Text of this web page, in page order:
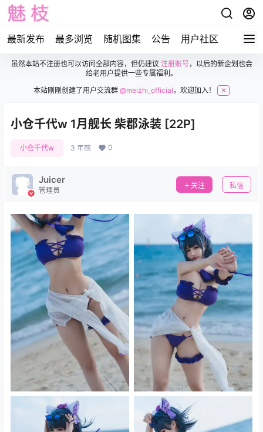
最新发布 最多浏览 随机图集 公告 用户社区
虽然本站不注册也可以访问全部内容，但仍建议 注册账号，以后的新企划也会
给老用户提供一些专属福利。
本站刚刚创建了用户交流群@meizhi_official ，欢迎加入！ ✕
小仓千代w 1月舰长 柴郡泳装 [22P]
小仓千代w 3 年前 0
Juicer
管理员
关注 私信